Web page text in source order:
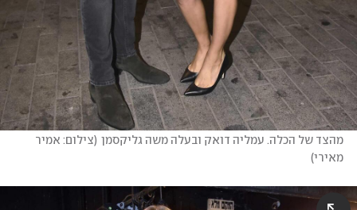
מהצד של הכלה. עמליה דואק ובעלה משה גליקסמן (
מאירי)